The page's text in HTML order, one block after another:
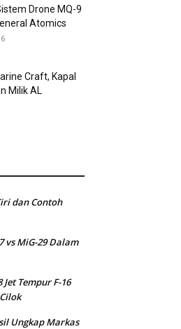
Drone MQ-9
Atomics
Craft, Kapal
Milik AL
dan Contoh
vs MiG-29 Dalam
Tempur F-16
Ungkap Markas